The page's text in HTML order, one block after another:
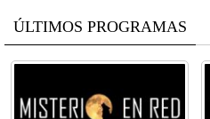
ÚLTIMOS PROGRAMAS